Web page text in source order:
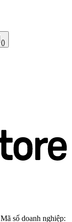
()
Mã số doanh nghiệp: